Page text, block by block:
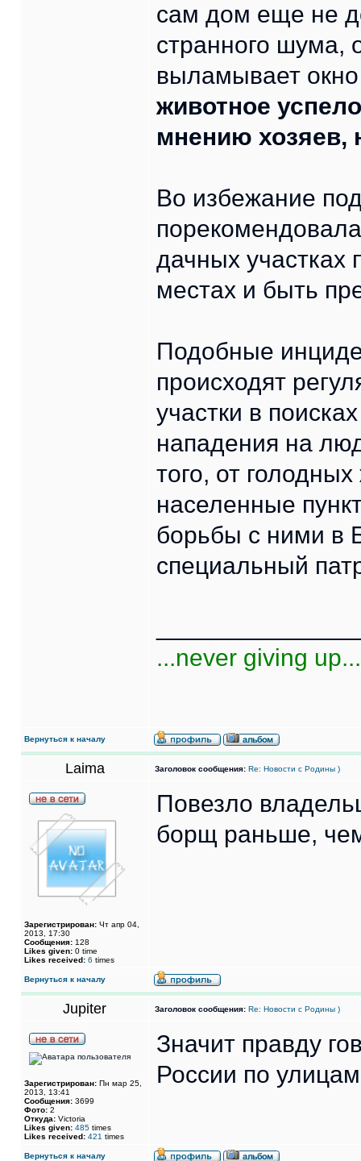
сам дом еще не
странного шума,
выламывает
животное
мнению хозяев,
Во избежание
дачных
местах и быть
Подобные
происходят
участки в
нападения на
того, от
населенные
борьбы с ними в
специальный
...never giving up...
Вернуться к началу
Laima Заголовок сообщения: Re: Новости с Родины )
Зарегистрирован: Чт апр 04,
2013, 17:30
Сообщения: 128
Likes given: 0 time
Likes received: 6 times
Повезло
борщ раньше,
Вернуться к началу
Jupiter Заголовок сообщения: Re: Новости с Родины )
Зарегистрирован: Пн мар 25,
2013, 13:41
Сообщения: 3699
Фото: 2
Откуда: Victoria
Likes given: 485 times
Likes received: 421 times
Значит правду
России по
Вернуться к началу